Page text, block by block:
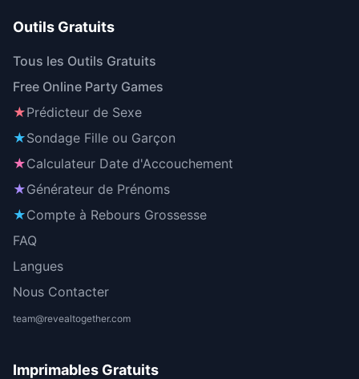
Outils Gratuits
Tous les Outils Gratuits
Free Online Party Games
★Prédicteur de Sexe
★Sondage Fille ou Garçon
★Calculateur Date d'Accouchement
★Générateur de Prénoms
★Compte à Rebours Grossesse
FAQ
Langues
Nous Contacter
team@revealtogether.com
Imprimables Gratuits